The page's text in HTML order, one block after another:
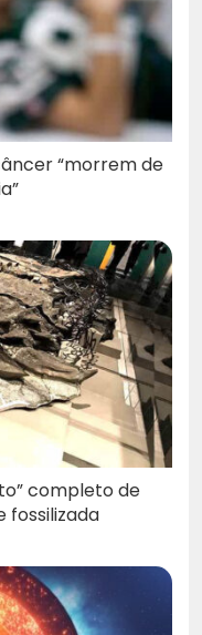
“morrem de
completo de
fossilizada